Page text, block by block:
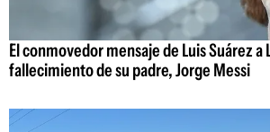
El conmovedor mensaje de Luis Suárez
fallecimiento de su padre, Jorge Messi